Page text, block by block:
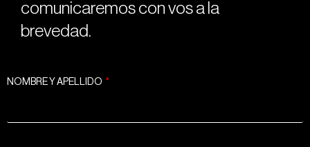
comunicaremos con vos a la
brevedad.
NOMBRE Y APELLIDO